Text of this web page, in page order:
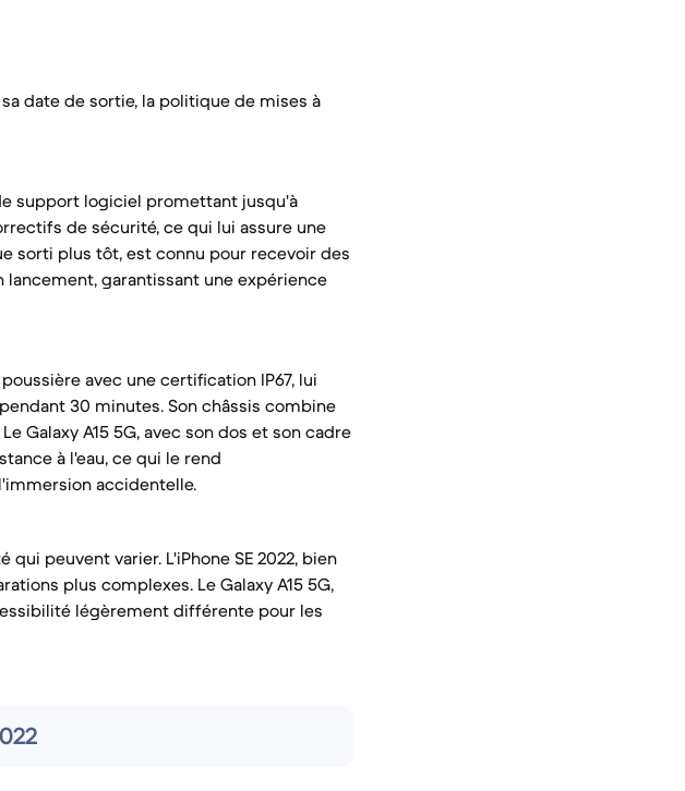
date de sortie, la politique de mises à
support logiciel promettant jusqu'à
de sécurité, ce qui lui assure une
sorti plus tôt, est connu pour recevoir des
lancement, garantissant une expérience
avec une certification IP67, lui
30 minutes. Son châssis combine
Galaxy A15 5G, avec son dos et son cadre
à l'eau, ce qui le rend
accidentelle.
peuvent varier. L'iPhone SE 2022, bien
plus complexes. Le Galaxy A15 5G,
légèrement différente pour les